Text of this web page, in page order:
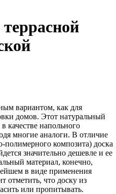
вариантом, как для
домов. Этот натуральный
качестве напольного
многие аналоги. В отличие
композита) доска
значительно дешевле и ее
материал, конечно,
в виде применения
отметить, что доску из
или пропитывать.